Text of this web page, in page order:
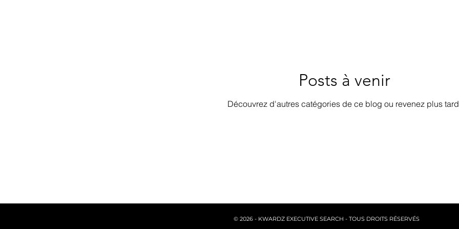
Posts à venir
Découvrez d'autres catégories de ce blog ou revenez plus
© 2026 - KWARDZ EXECUTIVE SEARCH - TOUS DROITS RÉSERVÉS